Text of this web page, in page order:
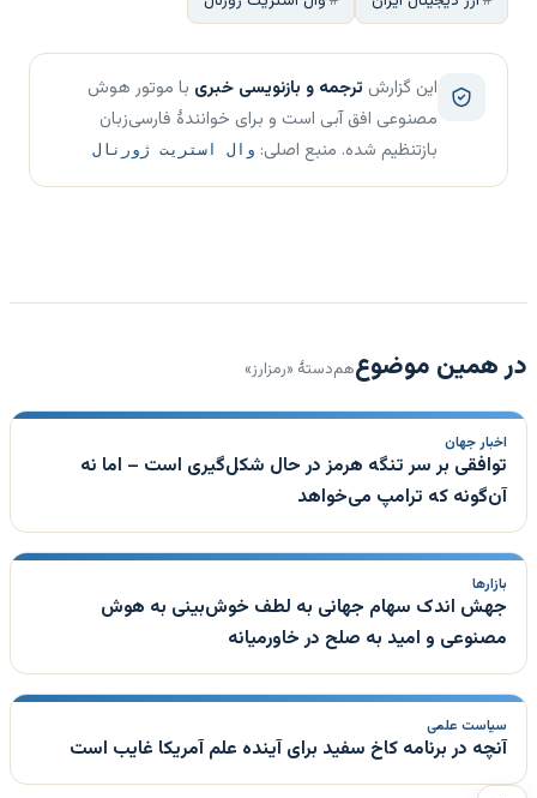
این گزارش ترجمه و بازنویسی خبری با موتور هوش
مصنوعی افق آبی است و برای خوانندهٔ فارسی‌زبان
بازتنظیم شده. منبع اصلی: وال استریت ژورنال
در همین موضوعهم‌دستهٔ «رمزارز»
اخبار جهان
توافقی بر سر تنگه هرمز در حال شکل‌گیری است – اما نه
آن‌گونه که ترامپ می‌خواهد
بازارها
جهش اندک سهام جهانی به لطف خوش‌بینی به هوش
مصنوعی و امید به صلح در خاورمیانه
سیاست علمی
آنچه در برنامه کاخ سفید برای آینده علم آمریکا غایب است